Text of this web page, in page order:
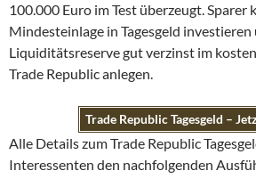
100.000 Euro im Test überzeugt. Sparer
Mindesteinlage in Tagesgeld investieren
Liquiditätsreserve gut verzinst im
Trade Republic anlegen.
Trade Republic Tagesgeld –
Alle Details zum Trade Republic
Interessenten den nachfolgenden